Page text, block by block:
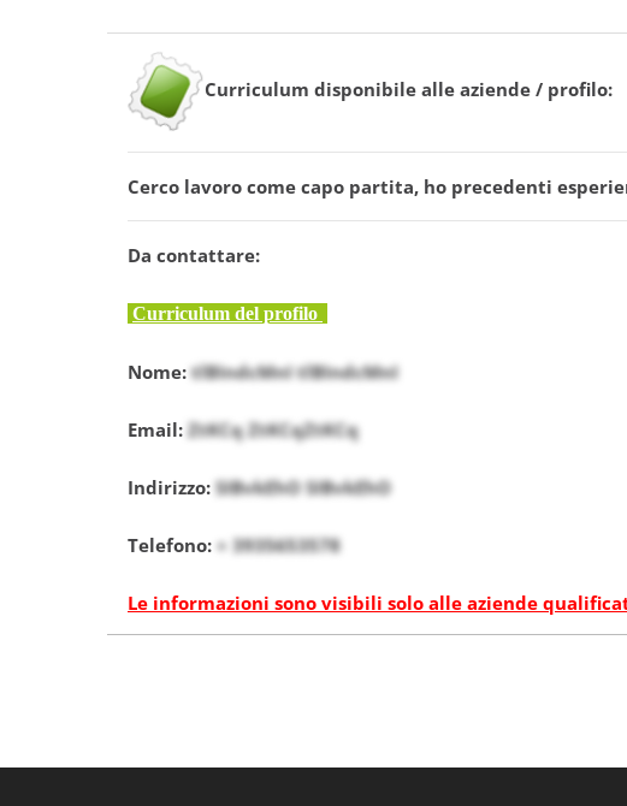
Curriculum disponibile alle aziende / profilo:
Cerco lavoro come capo partita, ho precedenti
Da contattare:
Curriculum del profilo
Nome:tlBIndcMnI tlBIndcMnI
Email: ZtKCq ZtKCqZtKCq
Indirizzo: SIBvkEhO SIBvkEhO
Telefono: + 3935653578
Le informazioni sono visibili solo alle aziende